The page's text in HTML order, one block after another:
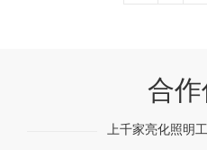
合
上千家亮化照明